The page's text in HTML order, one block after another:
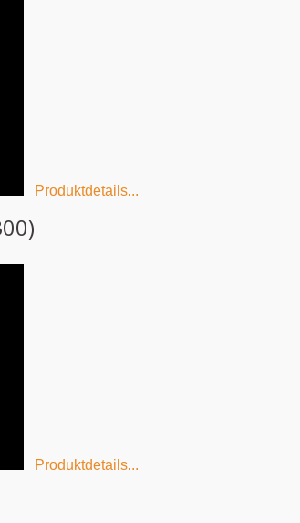
Produktdetails...
Produktdetails...